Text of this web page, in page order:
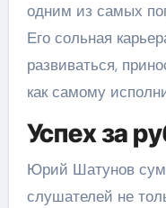
одним из самых
Его сольная
развиваться,
как самому
Успех за
Юрий Шатунов
слушателей не